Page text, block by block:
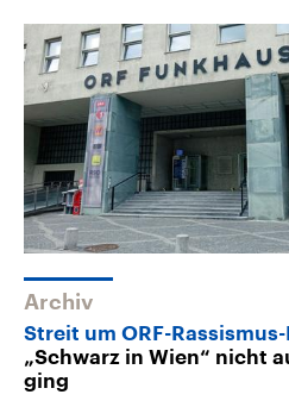
Archiv
Streit um ORF-
„Schwarz in Wien“ nicht
ging